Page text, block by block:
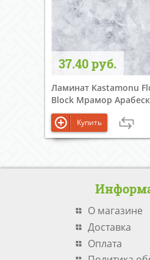
37.40 руб.
Ламинат Kastamonu
Block Мрамор
Купить
О магазине
Доставка
Оплата